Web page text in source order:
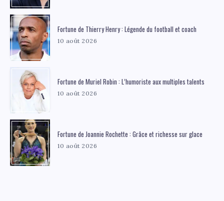
Fortune de Thierry Henry : Légende du football et coach
10 août 2026
Fortune de Muriel Robin : L’humoriste aux multiples talents
10 août 2026
Fortune de Joannie Rochette : Grâce et richesse sur glace
10 août 2026